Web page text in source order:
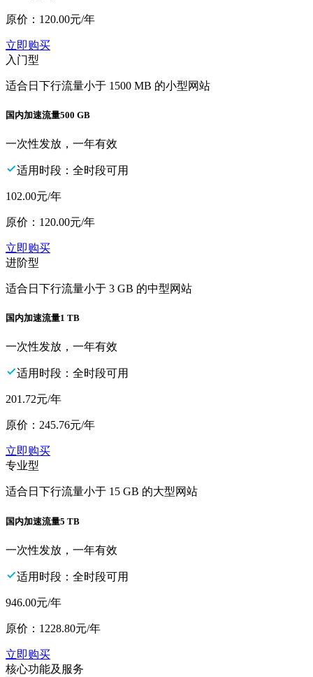
原价： 120.00元/年
立即购买
入门型
适合日下行流量小于 1500 MB 的小型网站
国内加速流量500 GB
一次性发放，一年有效
适用时段：全时段可用
102.00元/年
原价： 120.00元/年
立即购买
进阶型
适合日下行流量小于 3 GB 的中型网站
国内加速流量1 TB
一次性发放，一年有效
适用时段：全时段可用
201.72元/年
原价： 245.76元/年
立即购买
专业型
适合日下行流量小于 15 GB 的大型网站
国内加速流量5 TB
一次性发放，一年有效
适用时段：全时段可用
946.00元/年
原价： 1228.80元/年
立即购买
核心功能及服务